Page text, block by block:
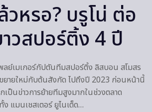
วหรอ? บรูโน่ ต่อ
สปอร์ติ้ง 4 ปี
ลย์เมเกอร์กัปตันทีมสปอร์ติ้ง ลิสบอน สโมสร
ยายใหม่กับต้นสังกัด ไปถึงปี 2023 ก่อนหน้านี้
ป็นข่าวการย้ายทีมสูงมากในช่วงตลาด
แมนเชสเตอร์ ยูไนเต็ด…